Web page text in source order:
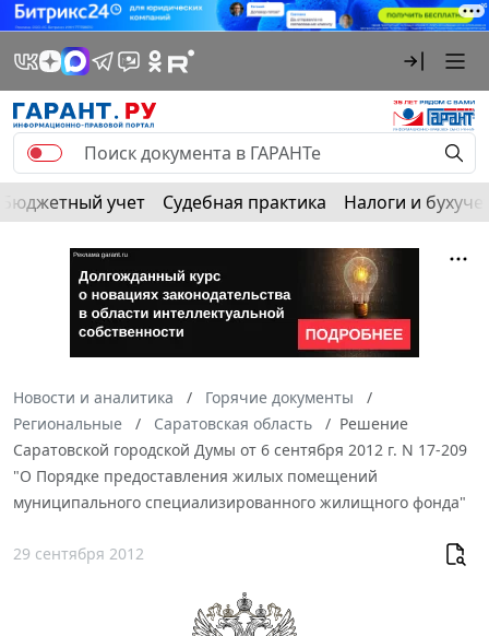
Бюджетный учет Судебная практика Налоги и
Новости и аналитика
Горячие документы
Региональные
Саратовская область
Решение
Саратовской городской Думы от 6 сентября 2012 г. N 17-209
"О Порядке предоставления жилых помещений
муниципального специализированного жилищного фонда"
29 сентября 2012